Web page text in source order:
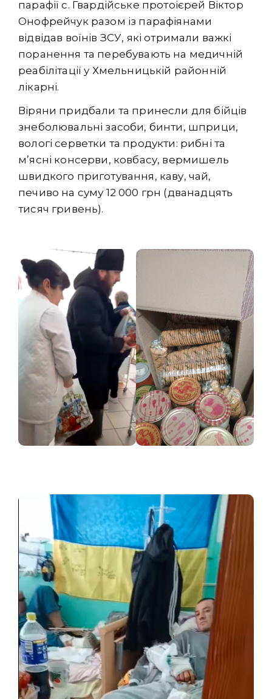
парафії с. Гвардійське протоієрей Віктор
Онофрейчук разом із парафіянами
відвідав воїнів ЗСУ, які отримали важкі
поранення та перебувають на медичній
реабілітації у Хмельницькій районній
лікарні.
Віряни придбали та принесли для бійців
знеболювальні засоби, бинти, шприци,
вологі серветки та продукти: рибні та
м’ясні консерви, ковбасу, вермишель
швидкого приготування, каву, чай,
печиво на суму 12 000 грн (дванадцять
тисяч гривень).